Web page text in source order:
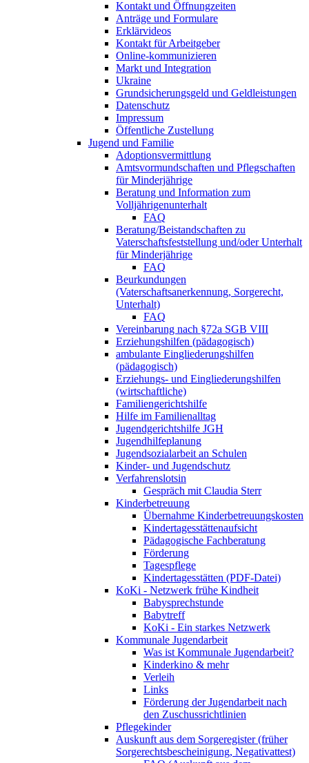
Kontakt und Öffnungzeiten
Anträge und Formulare
Erklärvideos
Kontakt für Arbeitgeber
Online-kommunizieren
Markt und Integration
Ukraine
Grundsicherungsgeld und Geldleistungen
Datenschutz
Impressum
Öffentliche Zustellung
Jugend und Familie
Adoptionsvermittlung
Amtsvormundschaften und Pflegschaften
für Minderjährige
Beratung und Information zum
Volljährigenunterhalt
FAQ
Beratung/Beistandschaften zu
Vaterschaftsfeststellung und/oder Unterhalt
für Minderjährige
FAQ
Beurkundungen
(Vaterschaftsanerkennung, Sorgerecht,
Unterhalt)
FAQ
Vereinbarung nach §72a SGB VIII
Erziehungshilfen (pädagogisch)
ambulante Eingliederungshilfen
(pädagogisch)
Erziehungs- und Eingliederungshilfen
(wirtschaftliche)
Familiengerichtshilfe
Hilfe im Familienalltag
Jugendgerichtshilfe JGH
Jugendhilfeplanung
Jugendsozialarbeit an Schulen
Kinder- und Jugendschutz
Verfahrenslotsin
Gespräch mit Claudia Sterr
Kinderbetreuung
Übernahme Kinderbetreuungskosten
Kindertagesstättenaufsicht
Pädagogische Fachberatung
Förderung
Tagespflege
Kindertagesstätten (PDF-Datei)
KoKi - Netzwerk frühe Kindheit
Babysprechstunde
Babytreff
KoKi - Ein starkes Netzwerk
Kommunale Jugendarbeit
Was ist Kommunale Jugendarbeit?
Kinderkino & mehr
Verleih
Links
Förderung der Jugendarbeit nach
den Zuschussrichtlinien
Pflegekinder
Auskunft aus dem Sorgeregister (früher
Sorgerechtsbescheinigung, Negativattest)